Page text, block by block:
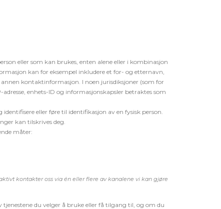
eller som kan brukes, enten alene eller i kombinasjon
kan for eksempel inkludere et for- og etternavn,
annen kontaktinformasjon. I noen jurisdiksjoner (som for
enhets-ID og informasjonskapsler betraktes som
eller føre til identifikasjon av en fysisk person.
kan tilskrives deg.
måter:
kontakter oss via én eller flere av kanalene vi kan gjøre
du velger å bruke eller få tilgang til, og om du